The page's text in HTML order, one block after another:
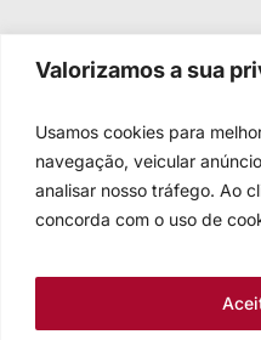
Valorizamos a sua
Usamos cookies para
navegação, veicular
analisar nosso tráfego. Ao
concorda com o uso de